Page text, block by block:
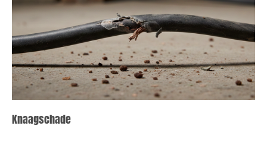
Knaagschade